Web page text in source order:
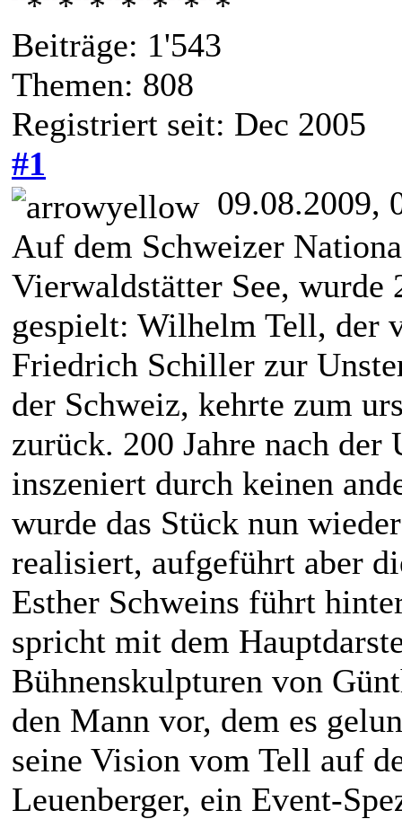
Beiträge: 1'543
Themen: 808
Registriert seit: Dec 2005
#1
09.08.2009,
Auf dem Schweizer
Vierwaldstätter See, wurde
gespielt: Wilhelm Tell, der
Friedrich Schiller zur
der Schweiz, kehrte zum
zurück. 200 Jahre nach
inszeniert durch keinen
wurde das Stück nun
realisiert, aufgeführt aber
Esther Schweins führt
spricht mit dem
Bühnenskulpturen von
den Mann vor, dem es
seine Vision vom Tell auf
Leuenberger, ein Event-